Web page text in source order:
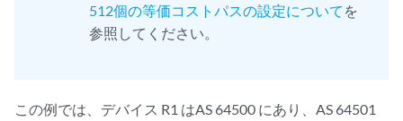
512個の等価コストパスの設定について を
参照してください。
この例では、デバイス R1 はAS 64500 にあり、AS 64501